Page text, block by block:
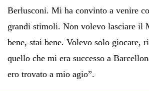
Berlusconi. Mi ha convinto a venire
grandi stimoli. Non volevo lasciare il
bene, stai bene. Volevo solo giocare,
quello che mi era successo a
ero trovato a mio agio”.